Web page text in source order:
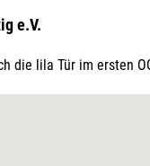
e.V.
die lila Tür im ersten